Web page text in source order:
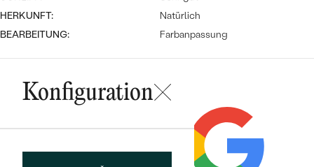
HERKUNFT:
Natürlich
BEARBEITUNG:
Farbanpassung
Konfiguration